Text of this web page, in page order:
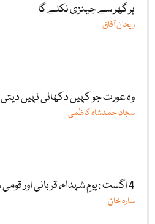
ہر گھر سے جینزی نکلے گا
ریحان آفاق
وہ عورت جو کہیں دکھائی نہیں دیتی
سجاداحمدشاہ کاظمی
4 اگست : یومِ شہداء، قربانی اور قومی شعور کا دن
سارہ خان